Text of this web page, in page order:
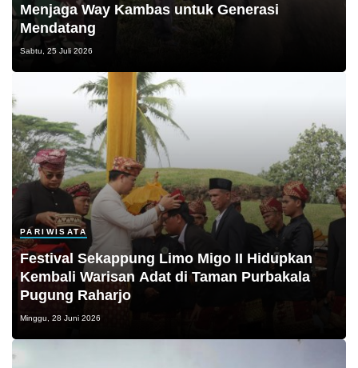
Menjaga Way Kambas untuk Generasi
Mendatang
Sabtu, 25 Juli 2026
PARIWISATA
Festival Sekappung Limo Migo II Hidupkan
Kembali Warisan Adat di Taman Purbakala
Pugung Raharjo
Minggu, 28 Juni 2026